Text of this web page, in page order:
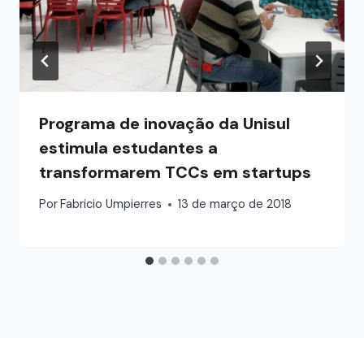
Programa de inovação da Unisul
estimula estudantes a
transformarem TCCs em startups
PorFabricio Umpierres 13 de março de 2018